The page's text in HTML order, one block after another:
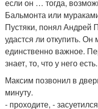
если он … тогда,
Бальмонта или
Пустяки, понял Андрей
удастся ли откупить.
единственно важное.
знает, то, что у него есть.
Максим позвонил в
минуту.
- проходите, -